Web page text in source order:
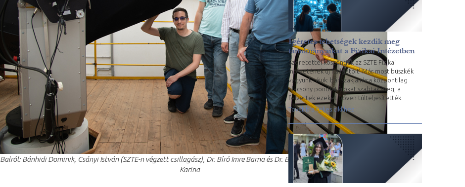
Balról: Bánhidi Dominik, Csányi István (SZTE-n végzett csillagász), Dr. Bíró Imre Barna és Dr. Borkovits Tamás. Fotó: Bartha
Karina
Ígéretes tehetségek kezdik meg
tanulmányaikat a Fizikai Intézetben
Szeretettel köszöntjük az SZTE Fizikai
Intézetének új hallgatóit! Már most büszkék
vagyunk rájuk: bár szakjainkra központilag
alacsony ponthatárokat szabtak meg, a
felvettek ezeket bőven túlteljesítették.
Tovább a teljes cikkhez